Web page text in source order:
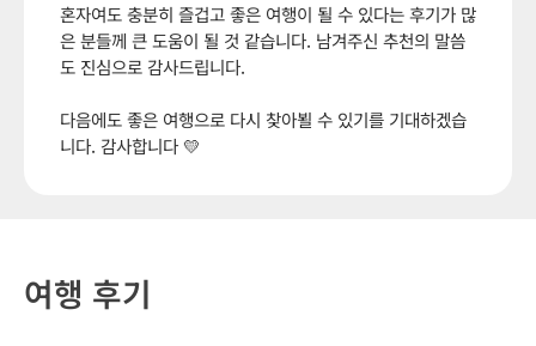
혼자여도 충분히 즐겁고 좋은 여행이 될 수 있다는 후기가 많
은 분들께 큰 도움이 될 것 같습니다. 남겨주신 추천의 말씀
도 진심으로 감사드립니다.
다음에도 좋은 여행으로 다시 찾아뵐 수 있기를 기대하겠습
니다. 감사합니다 💛
여행 후기